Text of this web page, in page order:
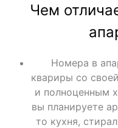
Чем
Номера в
квариры со
и полноценным
вы планируете
то кухня,